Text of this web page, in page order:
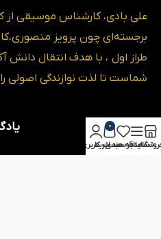
علی بادی، کارشناس موسیقی از
برجسته‌ای چون پرویز
طراز اول ، با هدف انتقال دانش
شماست تا لذت نوازندگی اصولی
سایدبار
علاقه مندی
0
سبد خرید
حساب کاربری من